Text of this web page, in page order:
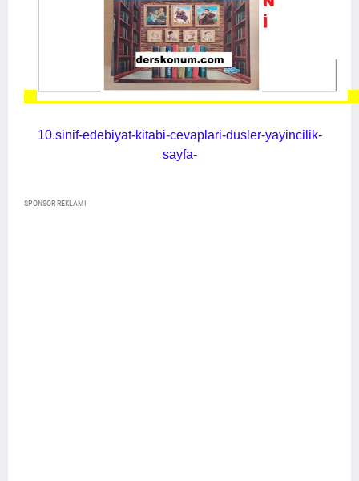
10.sinif-edebiyat-kitabi-cevaplari-dusler-yayincilik-
sayfa-
SPONSOR REKLAMI